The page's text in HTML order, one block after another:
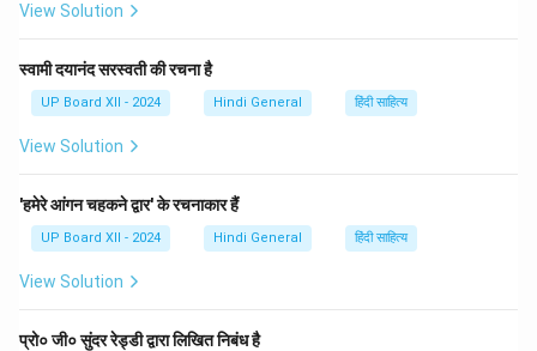
View Solution
स्वामी दयानंद सरस्वती की रचना है
UP Board XII - 2024 Hindi General हिंदी साहित्य
View Solution
'हमेरे आंगन चहकने द्वार' के रचनाकार हैं
UP Board XII - 2024 Hindi General हिंदी साहित्य
View Solution
प्रो० जी० सुंदर रेड्डी द्वारा लिखित निबंध है